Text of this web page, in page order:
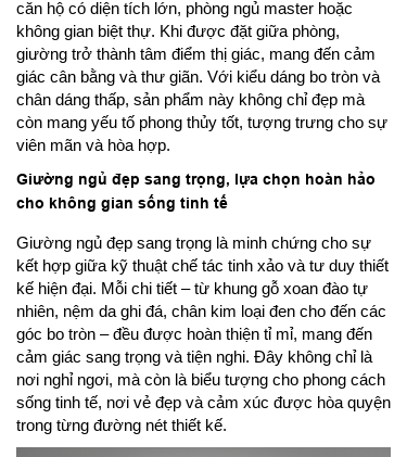
căn hộ có diện tích lớn, phòng ngủ master hoặc
không gian biệt thự. Khi được đặt giữa phòng,
giường trở thành tâm điểm thị giác, mang đến cảm
giác cân bằng và thư giãn. Với kiểu dáng bo tròn và
chân dáng thấp, sản phẩm này không chỉ đẹp mà
còn mang yếu tố phong thủy tốt, tượng trưng cho sự
viên mãn và hòa hợp.
Giường ngủ đẹp sang trọng, lựa chọn hoàn hảo
cho không gian sống tinh tế
Giường ngủ đẹp sang trọng là minh chứng cho sự
kết hợp giữa kỹ thuật chế tác tinh xảo và tư duy thiết
kế hiện đại. Mỗi chi tiết – từ khung gỗ xoan đào tự
nhiên, nệm da ghi đá, chân kim loại đen cho đến các
góc bo tròn – đều được hoàn thiện tỉ mỉ, mang đến
cảm giác sang trọng và tiện nghi. Đây không chỉ là
nơi nghỉ ngơi, mà còn là biểu tượng cho phong cách
sống tinh tế, nơi vẻ đẹp và cảm xúc được hòa quyện
trong từng đường nét thiết kế.